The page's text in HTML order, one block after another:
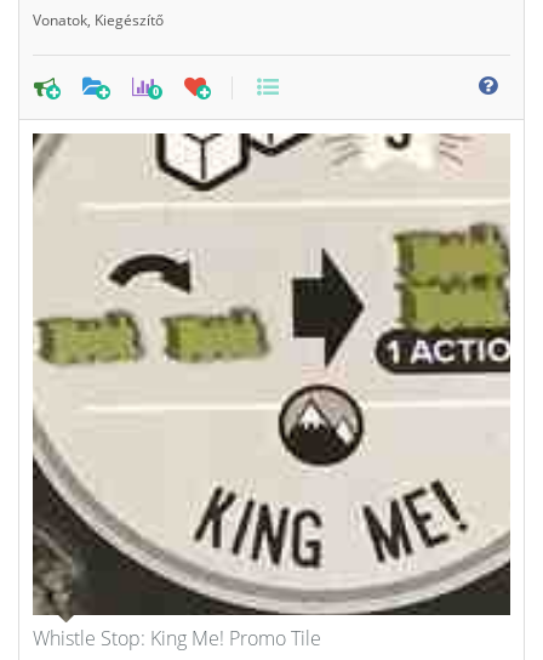
Vonatok Kiegészítő
0
Whistle Stop: King Me! Promo Tile